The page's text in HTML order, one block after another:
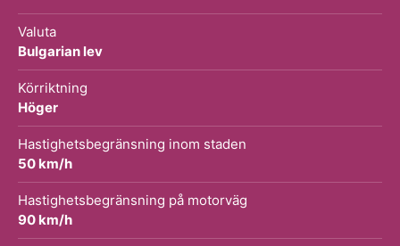
Valuta
Bulgarian lev
Körriktning
Höger
Hastighetsbegränsning inom staden
50 km/h
Hastighetsbegränsning på motorväg
90 km/h